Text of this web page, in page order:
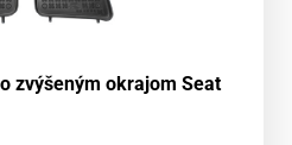
zvýšeným okrajom Seat